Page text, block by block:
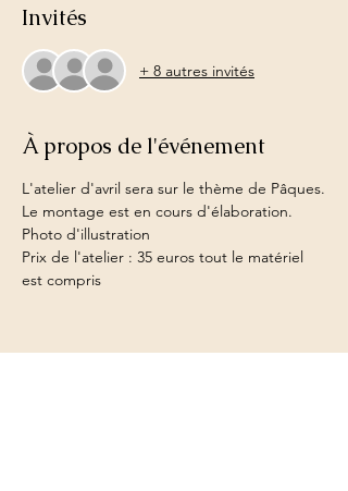
Invités
+ 8 autres invités
À propos de l'événement
L'atelier d'avril sera sur le thème de Pâques.
Le montage est en cours d'élaboration.
Photo d'illustration
Prix de l'atelier : 35 euros tout le matériel
est compris